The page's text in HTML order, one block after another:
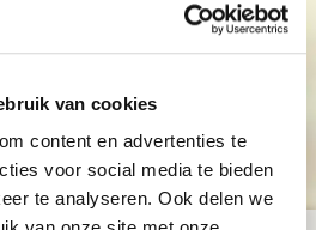
van cookies
content en advertenties te
voor social media te bieden
te analyseren. Ook delen we